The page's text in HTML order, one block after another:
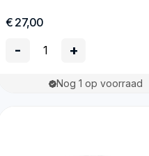
€ 27,00
- +
Nog 1 op voorraad